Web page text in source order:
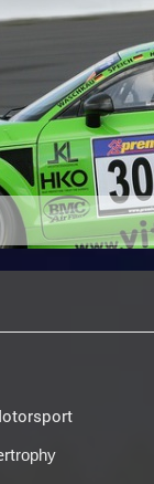
rophy